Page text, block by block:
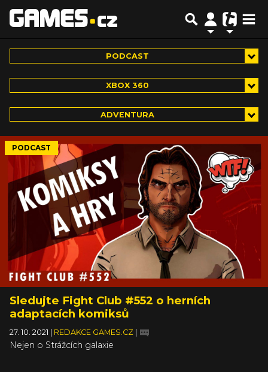
PODCAST
XBOX 360
ADVENTURA
PODCAST
Sledujte Fight Club #552 o herních
adaptacích komiksů
27. 10. 2021 REDAKCE GAMES.CZ
Nejen o Strážcích galaxie